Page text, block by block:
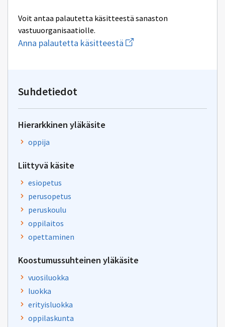
Voit antaa palautetta käsitteestä sanaston
vastuuorganisaatiolle.
Anna palautetta käsitteestä Aloita
uuden
Suhdetiedot
Hierarkkinen yläkäsite
oppija
Liittyvä käsite
esiopetus
perusopetus
peruskoulu
oppilaitos
opettaminen
Koostumussuhteinen yläkäsite
vuosiluokka
luokka
erityisluokka
oppilaskunta